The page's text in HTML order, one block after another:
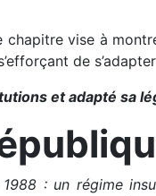
chapitre vise à
de
et adapté sa
: un régime